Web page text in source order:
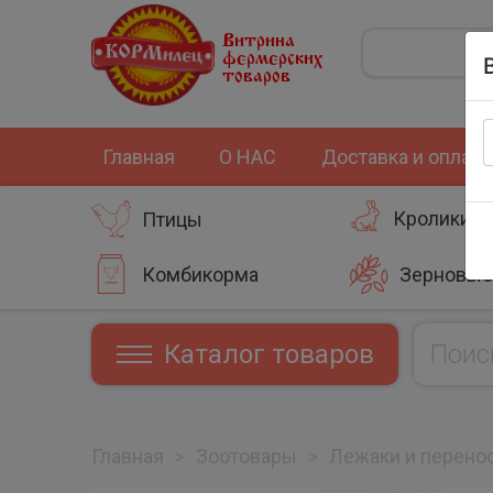
Витрина
фермерских
товаров
Главная О НАС Доставка и оплата
Птицы Кролики
Комбикорма Зерновые
Каталог товаров